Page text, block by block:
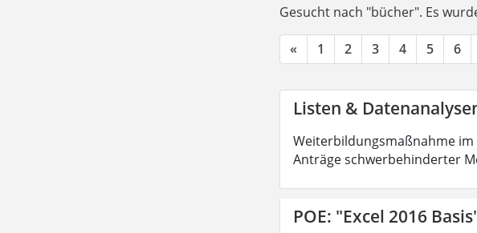
Gesucht nach "bücher". Es
« 1 2 3 4 5 6
Listen &
Weiterbildungsmaßnahme
Anträge schwerbehinderter
POE: "Excel 2016